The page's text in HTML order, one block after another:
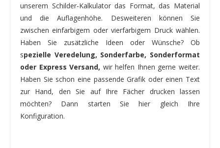
unserem Schilder-Kalkulator das Format, das Material
und die Auflagenhöhe. Desweiteren können Sie
zwischen einfarbigem oder vierfarbigem Druck wählen.
Haben Sie zusätzliche Ideen oder Wünsche? Ob
spezielle Veredelung, Sonderfarbe, Sonderformat
oder Express Versand, wir helfen Ihnen gerne weiter.
Haben Sie schon eine passende Grafik oder einen Text
zur Hand, den Sie auf Ihre Fächer drucken lassen
möchten? Dann starten Sie hier gleich Ihre
Konfiguration.